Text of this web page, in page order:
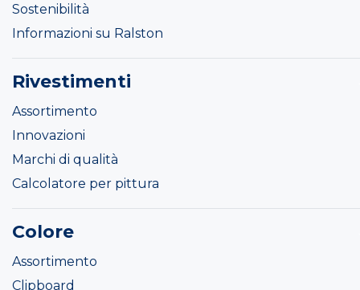
Sostenibilità
Informazioni su Ralston
Rivestimenti
Assortimento
Innovazioni
Marchi di qualità
Calcolatore per pittura
Colore
Assortimento
Clipboard